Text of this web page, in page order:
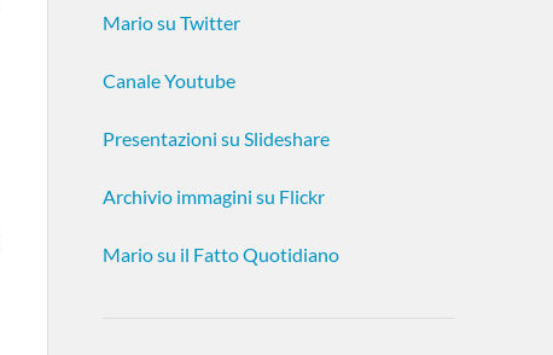
Mario su Twitter
Canale Youtube
Presentazioni su Slideshare
Archivio immagini su Flickr
Mario su il Fatto Quotidiano